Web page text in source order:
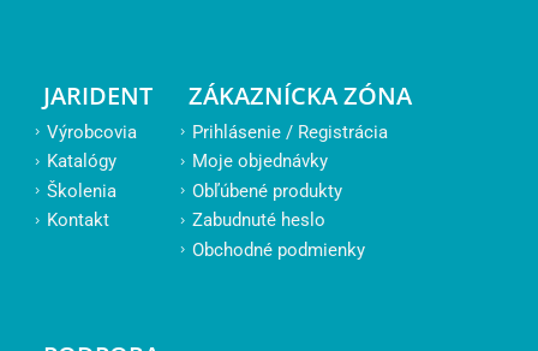
JARIDENT
Výrobcovia
Katalógy
Školenia
Kontakt
ZÁKAZNÍCKA ZÓNA
Prihlásenie / Registrácia
Moje objednávky
Obľúbené produkty
Zabudnuté heslo
Obchodné podmienky